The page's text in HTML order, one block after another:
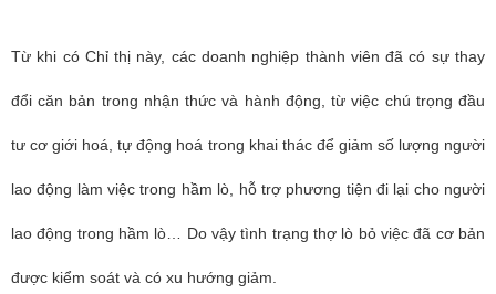
Từ khi có Chỉ thị này, các doanh nghiệp thành viên đã có sự thay
đổi căn bản trong nhận thức và hành động, từ việc chú trọng đầu
tư cơ giới hoá, tự động hoá trong khai thác để giảm số lượng người
lao động làm việc trong hầm lò, hỗ trợ phương tiện đi lại cho người
lao động trong hầm lò… Do vậy tình trạng thợ lò bỏ việc đã cơ bản
được kiểm soát và có xu hướng giảm.